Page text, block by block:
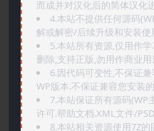
而成并对汉化后的简体汉化
4.本站不提供任何源码
解或解密/后续升级和安装使
5.本站所有资源,仅用作
删除,支持正版,勿用作商业用
6.因代码可变性,不保证
WP版本.不保证兼容您安装
7.本站保证所有源码(WP
许可.帮助文档.XML文件/
8.本站相关资源使用7Z